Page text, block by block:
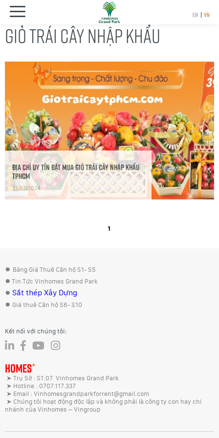
EN | VN
GIỎ TRÁI CÂY NHẬP KHẨU
Địa chỉ uy tín đặt mua giỏ trái cây nhập khẩu
TpHCM
21/07/2024
1
● Bảng Giá Thuê Căn hộ S1- S5
● Tin Tức Vinhomes Grand Park
● Sắt thép Xây Dựng
● Giá thuê Căn hộ S6- S10
Kết nối với chúng tôi:
HOMES+
➤ Trụ Sở : S1.07 Vinhomes Grand Park
➤ Hotline : 0707.117.337
➤ Email : Vinhomesgrandparkforrent@gmail.com
➤ Chúng tôi hoạt động độc lập và không phải là công ty con hay chi
nhánh của Vinhomes – Vingroup